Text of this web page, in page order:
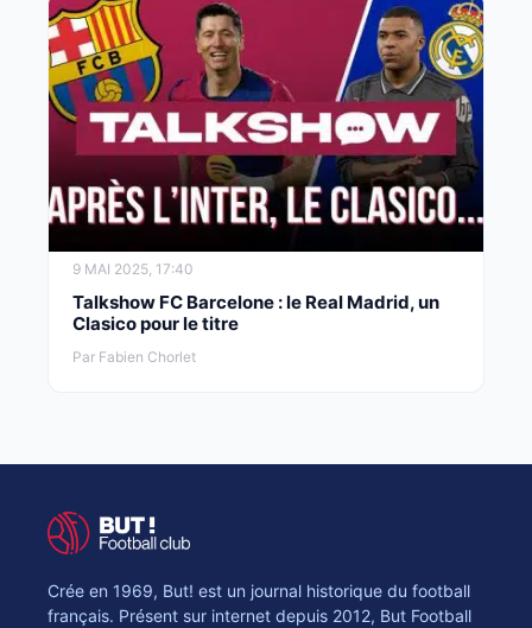
9 MAI 2025, 17:40
Talkshow FC Barcelone : le Real Madrid, un
Clasico pour le titre
Par Fabien Chorlet
Crée en 1969, But! est un journal historique du football
français. Présent sur internet depuis 2012, But Football